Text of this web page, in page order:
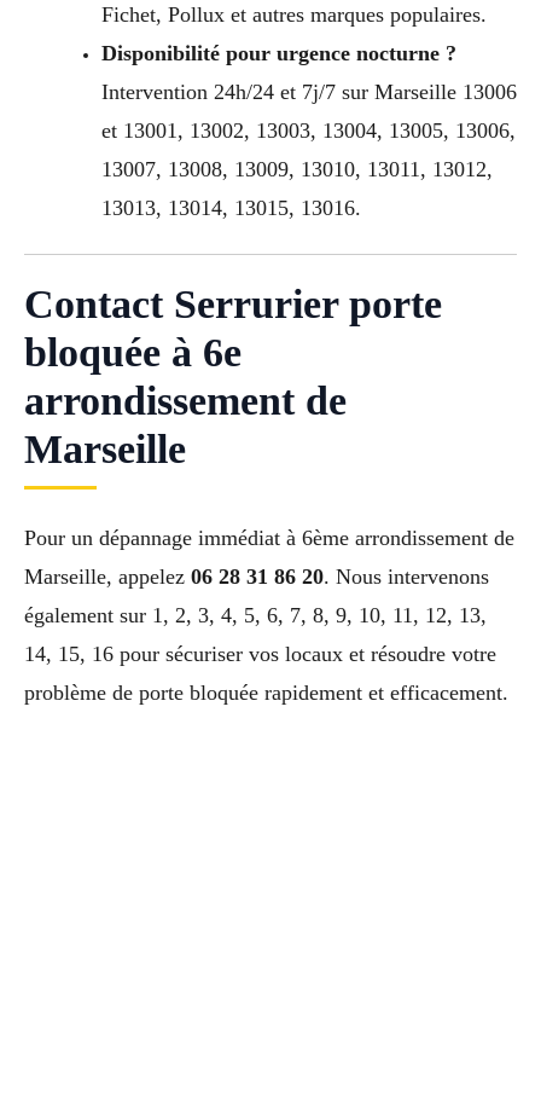
Fichet, Pollux et autres marques populaires.
Disponibilité pour urgence nocturne ?
Intervention 24h/24 et 7j/7 sur Marseille 13006
et 13001, 13002, 13003, 13004, 13005, 13006,
13007, 13008, 13009, 13010, 13011, 13012,
13013, 13014, 13015, 13016.
Contact Serrurier porte
bloquée à 6e
arrondissement de
Marseille
Pour un dépannage immédiat à 6ème arrondissement de
Marseille, appelez 06 28 31 86 20. Nous intervenons
également sur 1, 2, 3, 4, 5, 6, 7, 8, 9, 10, 11, 12, 13,
14, 15, 16 pour sécuriser vos locaux et résoudre votre
problème de porte bloquée rapidement et efficacement.